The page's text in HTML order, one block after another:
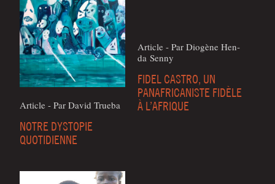
Article - Par David True­ba
NOTRE DYSTOPIE
QUOTIDIENNE
Article - Par Dio­gène Hen­
da Senny
FIDEL CASTRO, UN
PANAFRICANISTE FIDÈLE
À L’AFRIQUE